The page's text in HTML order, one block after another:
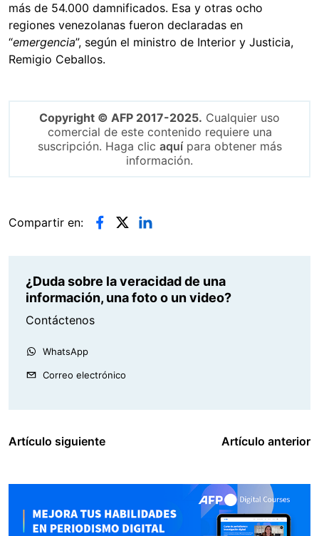
más de 54.000 damnificados. Esa y otras ocho
regiones venezolanas fueron declaradas en
“emergencia”, según el ministro de Interior y Justicia,
Remigio Ceballos.
Copyright © AFP 2017-2025. Cualquier uso
comercial de este contenido requiere una
suscripción. Haga clic aquípara obtener más
información.
Compartir en:
¿Duda sobre la veracidad de una
información, una foto o un video?
Contáctenos
WhatsApp
Correo electrónico
Artículo siguiente Artículo anterior